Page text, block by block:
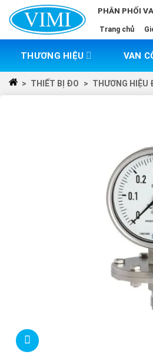
content
PHÂN PHỐI
Trang chủ
THƯƠNG HIỆU VAN
> THIẾT BỊ ĐO > THƯƠNG HIỆU